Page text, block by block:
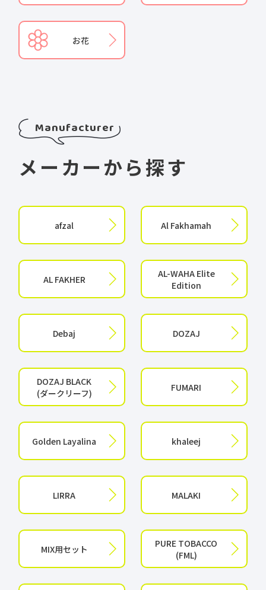
お花
Manufacturer
メーカーから探す
afzal Al Fakhamah
AL FAKHER
AL-WAHA Elite
Edition
Debaj DOZAJ
DOZAJ BLACK
(ダークリーフ)
FUMARI
Golden Layalina khaleej
LIRRA MALAKI
MIX用セット
PURE TOBACCO
(FML)